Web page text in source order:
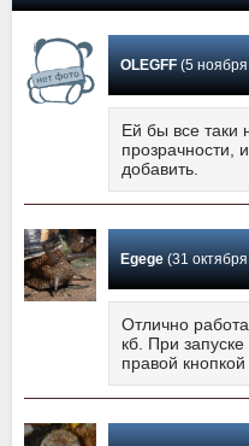
OLEGFF(5 ноября
Ей бы все
прозрачности,
добавить.
Egege(31 октября
Отлично
кб. При запуске
правой